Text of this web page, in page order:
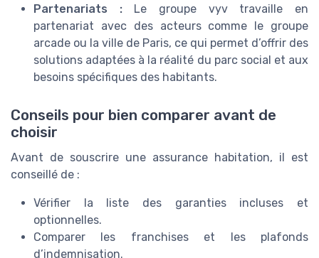
Partenariats :Le groupe vyv travaille en
partenariat avec des acteurs comme le groupe
arcade ou la ville de Paris, ce qui permet d’offrir des
solutions adaptées à la réalité du parc social et aux
besoins spécifiques des habitants.
Conseils pour bien comparer avant de
choisir
Avant de souscrire une assurance habitation, il est
conseillé de :
Vérifier la liste des garanties incluses et
optionnelles.
Comparer les franchises et les plafonds
d’indemnisation.